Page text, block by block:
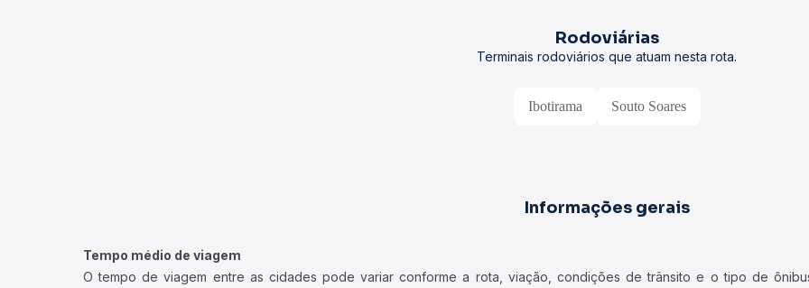
Rodoviárias
Terminais rodoviários que atuam nesta rota.
Ibotirama Souto Soares
Informações gerais
Tempo médio de viagem
O tempo de viagem entre as cidades pode variar conforme a rota, viação, condições de trânsito e o tipo de